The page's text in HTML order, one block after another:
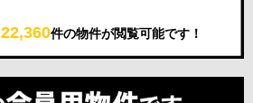
22,360件の物件が閲覧可能です！